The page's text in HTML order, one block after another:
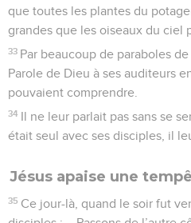
que toutes les plantes du
grandes que les oiseaux du ciel
33 Par beaucoup de paraboles
Parole de Dieu à ses auditeurs
pouvaient comprendre.
34 Il ne leur parlait pas sans se
était seul avec ses disciples, il
Jésus apaise une
35 Ce jour-là, quand le soir fut